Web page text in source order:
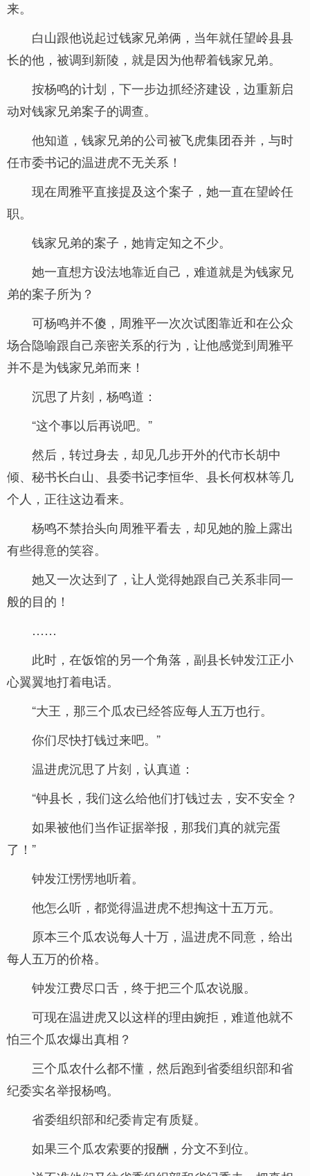
来。
白山跟他说起过钱家兄弟俩，当年就任望岭县县
长的他，被调到新陵，就是因为他帮着钱家兄弟。
按杨鸣的计划，下一步边抓经济建设，边重新启
动对钱家兄弟案子的调查。
他知道，钱家兄弟的公司被飞虎集团吞并，与时
任市委书记的温进虎不无关系！
现在周雅平直接提及这个案子，她一直在望岭任
职。
钱家兄弟的案子，她肯定知之不少。
她一直想方设法地靠近自己，难道就是为钱家兄
弟的案子所为？
可杨鸣并不傻，周雅平一次次试图靠近和在公众
场合隐喻跟自己亲密关系的行为，让他感觉到周雅平
并不是为钱家兄弟而来！
沉思了片刻，杨鸣道：
“这个事以后再说吧。”
然后，转过身去，却见几步开外的代市长胡中
倾、秘书长白山、县委书记李恒华、县长何权林等几
个人，正往这边看来。
杨鸣不禁抬头向周雅平看去，却见她的脸上露出
有些得意的笑容。
她又一次达到了，让人觉得她跟自己关系非同一
般的目的！
……
此时，在饭馆的另一个角落，副县长钟发江正小
心翼翼地打着电话。
“大王，那三个瓜农已经答应每人五万也行。
你们尽快打钱过来吧。”
温进虎沉思了片刻，认真道：
“钟县长，我们这么给他们打钱过去，安不安全？
如果被他们当作证据举报，那我们真的就完蛋
了！”
钟发江愣愣地听着。
他怎么听，都觉得温进虎不想掏这十五万元。
原本三个瓜农说每人十万，温进虎不同意，给出
每人五万的价格。
钟发江费尽口舌，终于把三个瓜农说服。
可现在温进虎又以这样的理由婉拒，难道他就不
怕三个瓜农爆出真相？
三个瓜农什么都不懂，然后跑到省委组织部和省
纪委实名举报杨鸣。
省委组织部和纪委肯定有质疑。
如果三个瓜农索要的报酬，分文不到位。